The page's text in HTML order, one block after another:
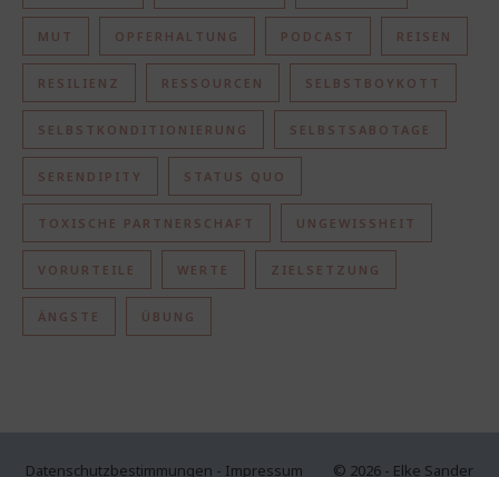
MUT OPFERHALTUNG PODCAST REISEN
RESILIENZ RESSOURCEN SELBSTBOYKOTT
SELBSTKONDITIONIERUNG SELBSTSABOTAGE
SERENDIPITY STATUS QUO
TOXISCHE PARTNERSCHAFT UNGEWISSHEIT
VORURTEILE WERTE ZIELSETZUNG
ÄNGSTE ÜBUNG
Datenschutzbestimmungen - Impressum © 2026 - Elke Sander